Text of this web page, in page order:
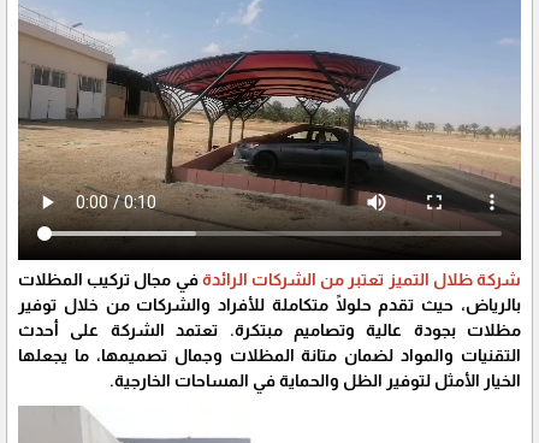
شركة ظلال التميز تعتبر من الشركات الرائدةفي مجال تركيب المظلات
بالرياض، حيث تقدم حلولًا متكاملة للأفراد والشركات من خلال توفير
مظلات بجودة عالية وتصاميم مبتكرة. تعتمد الشركة على أحدث
التقنيات والمواد لضمان متانة المظلات وجمال تصميمها، ما يجعلها
الخيار الأمثل لتوفير الظل والحماية في المساحات الخارجية.